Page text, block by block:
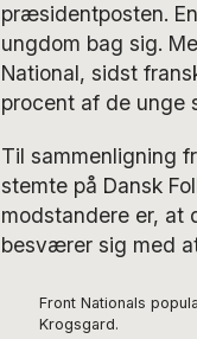
præsidentposten.
ungdom bag sig.
National, sidst
procent af de unge
Til sammenligning
stemte på Dansk
modstandere er, at
besværer sig med
Front Nationals
Krogsgard.